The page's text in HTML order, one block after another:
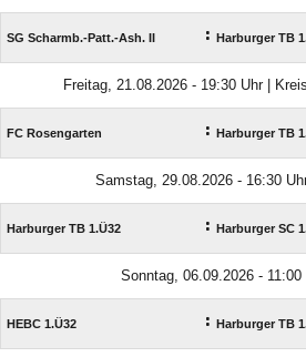
SG Scharmb.-Patt.-Ash. II : Harburger TB
Freitag, 21.08.2026 - 19:30 Uhr |
FC Rosengarten : Harburger TB
Samstag, 29.08.2026 - 16:30
Harburger TB 1.Ü32 : Harburger SC
Sonntag, 06.09.2026 - 11:00
HEBC 1.Ü32 : Harburger TB